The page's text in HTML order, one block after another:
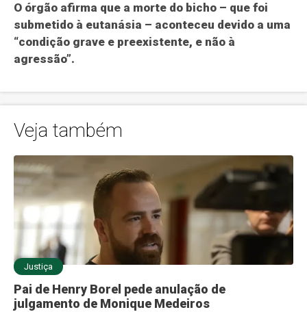
O órgão afirma que a morte do bicho – que foi
submetido à eutanásia – aconteceu devido a uma
“condição grave e preexistente, e não à
agressão”.
Veja também
Justiça
Pai de Henry Borel pede anulação de
julgamento de Monique Medeiros